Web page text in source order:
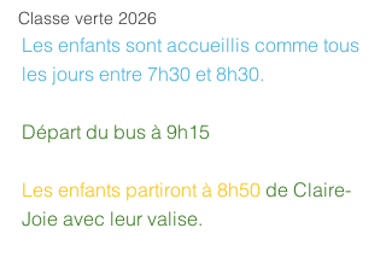
Classe verte 2026
Les enfants sont accueillis comme tous
les jours entre 7h30 et 8h30.
Départ du bus à 9h15
Les enfants partiront à 8h50 de Claire-
Joie avec leur valise.